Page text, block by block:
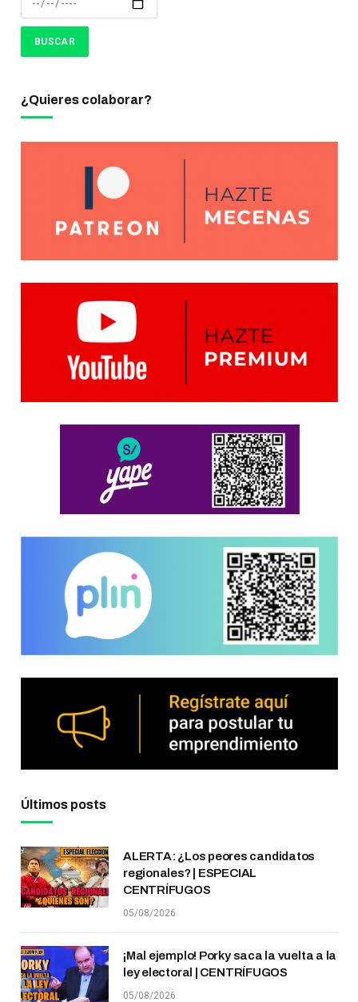
¿Quieres colaborar?
Últimos posts
ALERTA: ¿Los peores candidatos
regionales? | ESPECIAL
CENTRÍFUGOS
05/08/2026
¡Mal ejemplo! Porky saca la vuelta a la
ley electoral | CENTRÍFUGOS
05/08/2026